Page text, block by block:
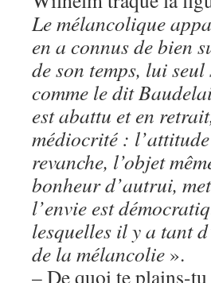
Le mélancolique
en a connus de bien
de son temps, lui
comme le dit
est abattu et en
médiocrité :
revanche, l’objet
bonheur d’autrui,
l’envie est
lesquelles il y a tant
de la mélancolie ».
– De quoi te plains-tu